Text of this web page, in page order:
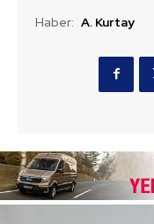
Haber: A. Kurtay